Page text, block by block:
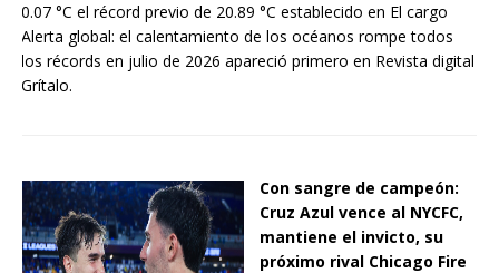
0.07 °C el récord previo de 20.89 °C establecido en El cargo
Alerta global: el calentamiento de los océanos rompe todos
los récords en julio de 2026 apareció primero en Revista digital
Grítalo.
Con sangre de campeón:
Cruz Azul vence al NYCFC,
mantiene el invicto, su
próximo rival Chicago Fire